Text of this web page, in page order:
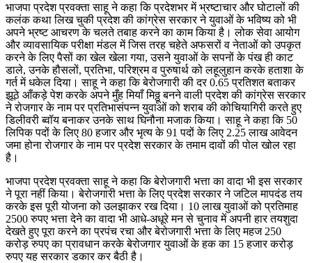
भाजपा प्रदेश प्रवक्ता साहू ने कहा कि प्रदेशभर में भ्रष्टाचार और घोटालों की
कलंक कथा लिख चुकी प्रदेश की कांग्रेस सरकार ने युवाओं के भविष्य को भी
अपने भ्रष्ट आचरण के चलते तबाह करने का काम किया है। लोक सेवा आयोग
और व्यावसायिक परीक्षा मंडल में जिस तरह चहेते अफसरों व नेताओं को उपकृत
करने के लिए पैसों का खेल खेला गया, उसने युवाओं के सपनों के पंख ही काट
डाले, उनके हौसलों, प्रतिभा, परिश्रम व पुरुषार्थ को लहूलुहान करके हताशा के
गर्त में धकेल दिया। साहू ने कहा कि बेरोजगारी की दर 0.65 प्रतिशत बताकर
झूठे आँकड़े पेश करके अपने मुँह मियाँ मिठ्ठू बनने वाली प्रदेश की कांग्रेस सरकार
ने रोजगार के नाम पर प्रतिभासंपन्न युवाओं को शराब की कोचियागिरी करते हुए
डिलीवरी ब्वॉय बनाकर उनके साथ घिनौना मजाक किया। साहू ने कहा कि 50
लिपिक पदों के लिए 80 हजार और भृत्य के 91 पदों के लिए 2.25 लाख आवेदन
जमा होना रोजगार के नाम पर प्रदेश सरकार के तमाम दावों की पोल खोल रहा
है।
भाजपा प्रदेश प्रवक्ता साहू ने कहा कि बेरोजगारी भत्ता का वादा भी इस सरकार
ने पूरा नहीं किया। बेरोजगारी भत्ता के लिए प्रदेश सरकार ने जटिल मापदंड तय
करके इस पूरी योजना को उलझाकर रख दिया। 10 लाख युवाओं को प्रतिमाह
2500 रुपए भत्ता देने का वादा भी आधे-अधूरे मन से चुनाव में अपनी हार तयशुदा
देखते हुए पूरा करने का प्रपंच रचा और बेरोजगारी भत्ता के लिए महज 250
करोड़ रुपए का प्रावधान करके बेरोजगार युवाओं के हक का 15 हजार करोड़
रुपए यह सरकार डकार कर बैठी है।